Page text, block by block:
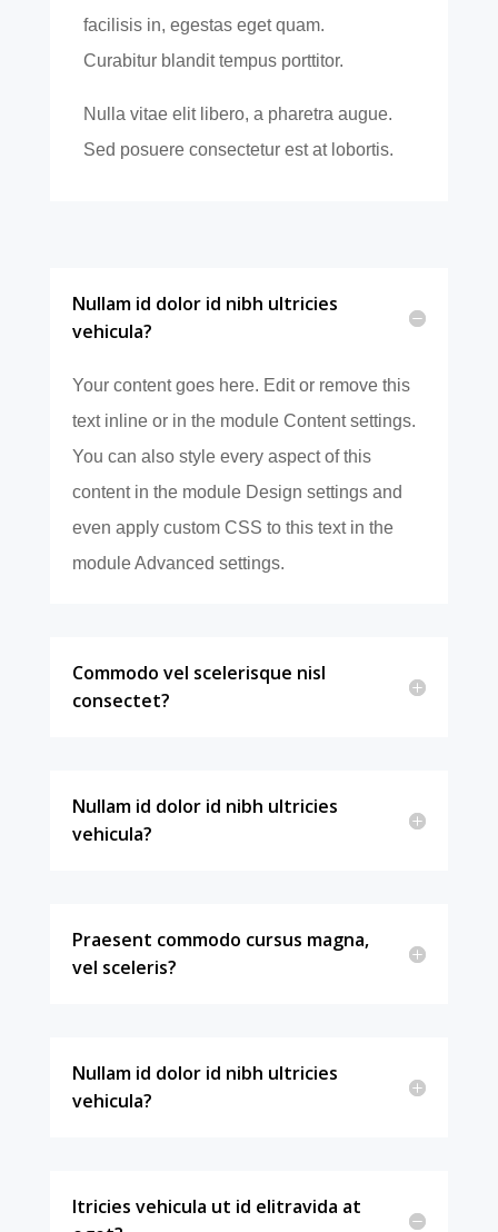
facilisis in, egestas eget quam.
Curabitur blandit tempus porttitor.
Nulla vitae elit libero, a pharetra augue.
Sed posuere consectetur est at lobortis.
Nullam id dolor id nibh ultricies
vehicula?
Your content goes here. Edit or remove this
text inline or in the module Content settings.
You can also style every aspect of this
content in the module Design settings and
even apply custom CSS to this text in the
module Advanced settings.
Commodo vel scelerisque nisl
consectet?
Nullam id dolor id nibh ultricies
vehicula?
Praesent commodo cursus magna,
vel sceleris?
Nullam id dolor id nibh ultricies
vehicula?
ltricies vehicula ut id elitravida at